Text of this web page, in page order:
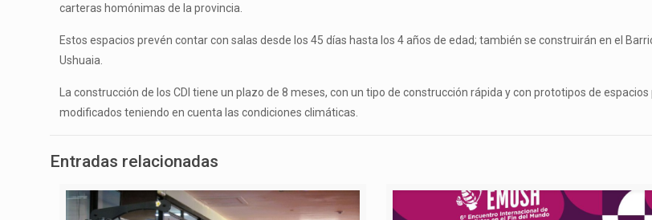
carteras homónimas de la provincia.
Estos espacios prevén contar con salas desde los 45 días hasta los 4 años de edad; también se construirán en el
Ushuaia.
La construcción de los CDI tiene un plazo de 8 meses, con un tipo de construcción rápida y con prototipos de
modificados teniendo en cuenta las condiciones climáticas.
Entradas relacionadas